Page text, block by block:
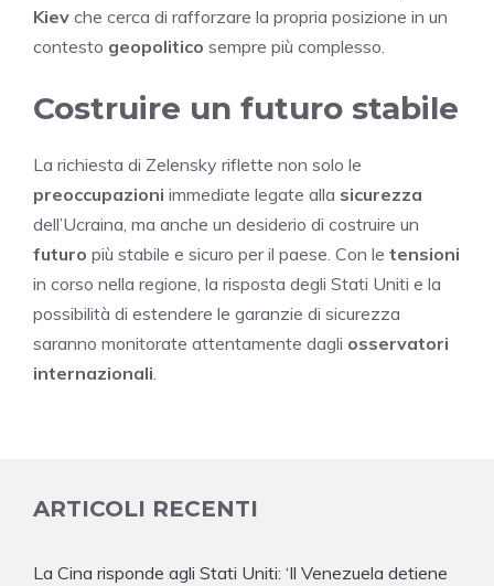
Kiev che cerca di rafforzare la propria posizione in un
contesto geopolitico sempre più complesso.
Costruire un futuro stabile
La richiesta di Zelensky riflette non solo le
preoccupazioni immediate legate alla sicurezza
dell’Ucraina, ma anche un desiderio di costruire un
futuro più stabile e sicuro per il paese. Con le tensioni
in corso nella regione, la risposta degli Stati Uniti e la
possibilità di estendere le garanzie di sicurezza
saranno monitorate attentamente dagli osservatori
internazionali.
ARTICOLI RECENTI
La Cina risponde agli Stati Uniti: ‘Il Venezuela detiene